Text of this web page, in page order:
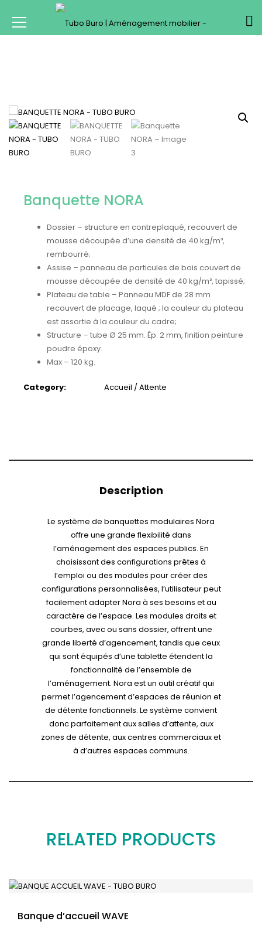
Banquette NORA
Dossier – structure en contreplaqué, recouvert de
mousse découpée d’une densité de 40 kg/m³,
rembourré;
Assise – panneau de particules de bois couvert de
mousse découpée de densité de 40 kg/m³, tapissé;
Plateau de table – Panneau MDF de 28 mm
recouvert de placage, laqué ; la couleur du plateau
est assortie à la couleur du cadre;
Structure – tube Ø 25 mm. Ép. 2 mm, finition peinture
poudre époxy.
Max – 120 kg.
Category: Accueil / Attente
Description
Le système de banquettes modulaires Nora
offre une grande flexibilité dans
l’aménagement des espaces publics. En
choisissant des configurations prêtes à
l’emploi ou des modules pour créer des
configurations personnalisées, l’utilisateur peut
facilement adapter Nora à ses besoins et au
caractère de l’espace. Les modules droits et
courbes, avec ou sans dossier, offrent une
grande liberté d’agencement, tandis que ceux
qui sont équipés d’une tablette étendent la
fonctionnalité de l’ensemble de
l’aménagement. Nora est un outil créatif qui
permet l’agencement d’espaces de réunion et
de détente fonctionnels. Le système convient
donc parfaitement aux salles d’attente, aux
zones de détente, aux centres commerciaux et
à d’autres espaces communs.
RELATED PRODUCTS
Banque d’accueil WAVE